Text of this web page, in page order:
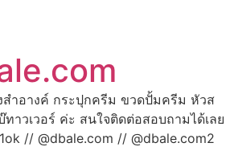
ำอางค์ กระปุกครีม ขวดปั้มครีม หัวส
ทาวเวอร์ ค่ะ สนใจติดต่อสอบถามได้เลย
// @dbale.com // @dbale.com2